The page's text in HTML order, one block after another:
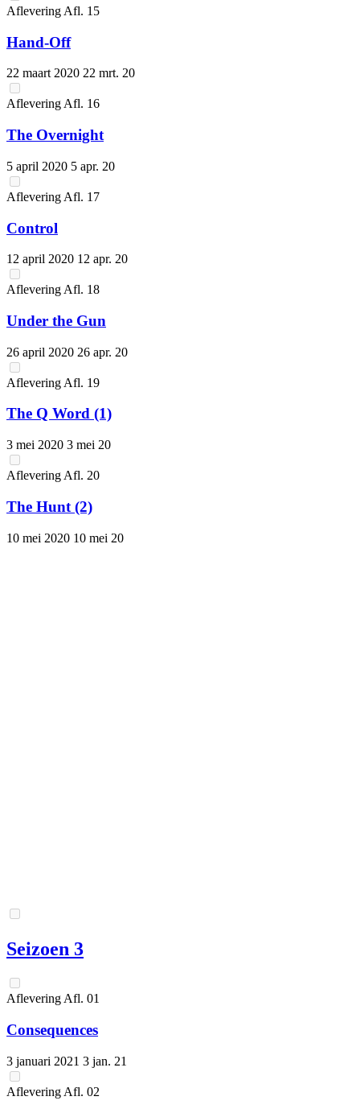
Aflevering Afl. 15
Hand-Off
22 maart 2020 22 mrt. 20
AfleveringAfl. 16
The Overnight
5 april 2020 5 apr. 20
Aflevering Afl. 17
Control
12 april 2020 12 apr. 20
Aflevering Afl. 18
Under the Gun
26 april 2020 26 apr. 20
Aflevering Afl. 19
The Q Word (1)
3 mei 2020 3 mei 20
Aflevering Afl. 20
The Hunt (2)
10 mei 2020 10 mei 20
Seizoen 3
AfleveringAfl. 01
Consequences
3 januari 2021 3 jan. 21
Aflevering Afl. 02